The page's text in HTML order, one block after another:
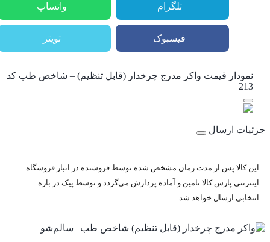
تلگرام واتساپ
فیسبوک تویتر
نمودار قیمت واکر مدرج چرخدار (قابل تنظیم) – شاخص طب کد
213
جزئیات ارسال
این کالا پس از مدت زمان مشخص شده توسط فروشنده در انبار فروشگاه
اینترنتی پارس کالا تامین و آماده پردازش می‌گردد و توسط پیک در بازه
انتخابی ارسال خواهد شد.